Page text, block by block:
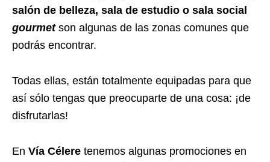
salón de belleza, sala de estudio o sala social
gourmet son algunas de las zonas comunes que
podrás encontrar.
Todas ellas, están totalmente equipadas para que
así sólo tengas que preocuparte de una cosa: ¡de
disfrutarlas!
En Vía Célere tenemos algunas promociones en